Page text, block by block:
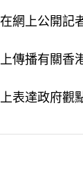
網上公開記
傳播有關香
表達政府觀